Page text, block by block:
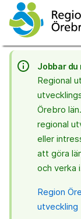
Jobbar du
Regional
Örebro
regional
eller
att göra
och verka
Region
utveckling